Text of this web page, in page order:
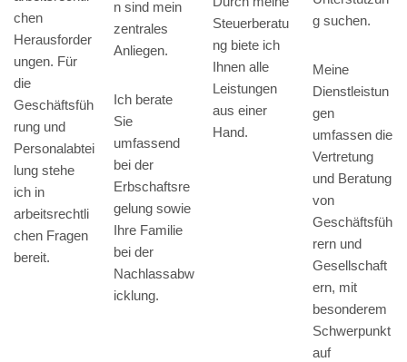
chen
Herausforder
ungen. Für
die
Geschäftsfüh
rung und
Personalabtei
lung stehe
ich in
arbeitsrechtli
chen Fragen
bereit.
n sind mein
zentrales
Anliegen.
Ich berate
Sie
umfassend
bei der
Erbschaftsre
gelung sowie
Ihre Familie
bei der
Nachlassabw
icklung.
Steuerberatu
ng biete ich
Ihnen alle
Leistungen
aus einer
Hand.
g suchen.
Meine
Dienstleistun
gen
umfassen die
Vertretung
und Beratung
von
Geschäftsfüh
rern und
Gesellschaft
ern, mit
besonderem
Schwerpunkt
auf